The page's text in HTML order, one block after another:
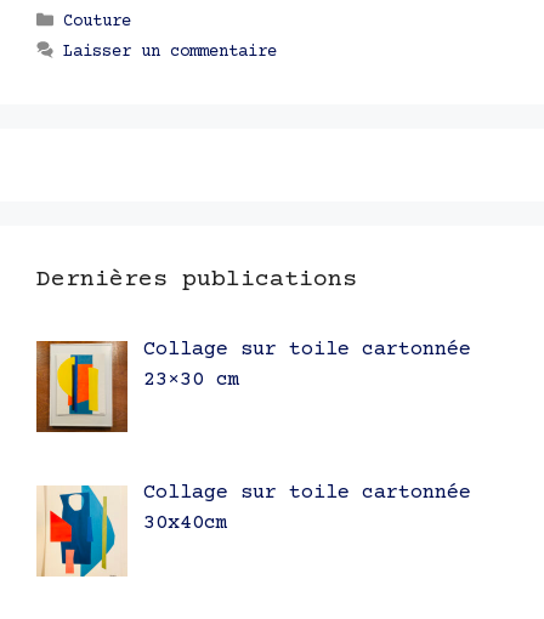
Catégories
Couture
Laisser un commentaire
Dernières publications
Collage sur toile cartonnée
23×30 cm
Collage sur toile cartonnée
30x40cm